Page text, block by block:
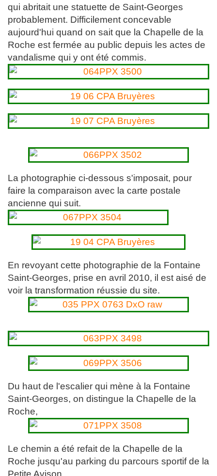
qui abritait une statuette de Saint-Georges
probablement. Difficilement concevable
aujourd'hui quand on sait que la Chapelle de la
Roche est fermée au public depuis les actes de
vandalisme qui y ont été commis.
La photographie ci-dessous s'imposait, pour
faire la comparaison avec la carte postale
ancienne qui suit.
En revoyant cette photographie de la Fontaine
Saint-Georges, prise en avril 2010, il est aisé de
voir la transformation réussie du site.
Du haut de l'escalier qui mène à la Fontaine
Saint-Georges, on distingue la Chapelle de la
Roche,
Le chemin a été refait de la Chapelle de la
Roche jusqu'au parking du parcours sportif de la
Petite Avison